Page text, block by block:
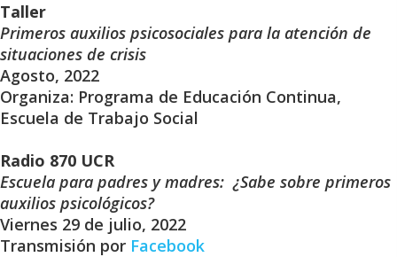
Taller
Primeros auxilios psicosociales para la atención de
situaciones de crisis
Agosto, 2022
Organiza: Programa de Educación Continua,
Escuela de Trabajo Social
Radio 870 UCR
Escuela para padres y madres: ¿Sabe sobre primeros
auxilios psicológicos?
Viernes 29 de julio, 2022
Transmisión por Facebook